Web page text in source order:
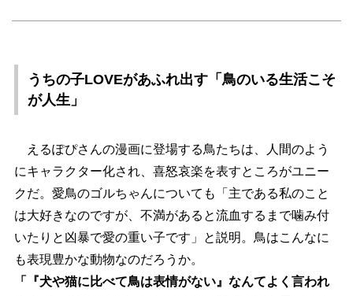
うちの子LOVEがあふれ出す「鳥のいる生活こそ
が人生」
えるぽぴさんの漫画に登場する鳥たちは、人間のよう
にキャラクター化され、喜怒哀楽を表すところがユニー
クだ。愛鳥のゴルちゃんについても「主である私のこと
は大好きなのですが、不満があると流血するまで噛み付
いたりと凶暴で愛の重い子です」と説明。鳥はこんなに
も表現豊かな動物なのだろうか。
「『犬や猫に比べて鳥は表情がない』なんてよく言われ